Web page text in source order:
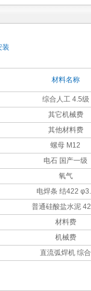
装
材料名称
综合人工 4.5级
其它机械费
其他材料费
螺母 M12
电石 国产一级
氧气
电焊条 结422
普通硅酸盐水泥
材料费
机械费
直流弧焊机 综合